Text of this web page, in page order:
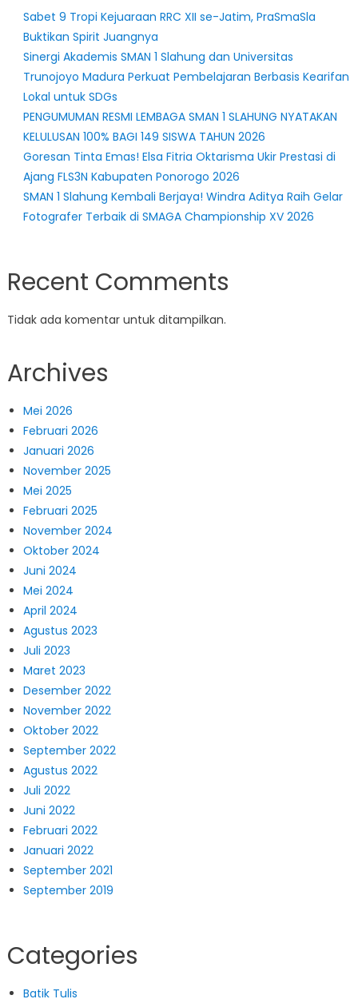
Sabet 9 Tropi Kejuaraan RRC XII se-Jatim, PraSmaSla
Buktikan Spirit Juangnya
Sinergi Akademis SMAN 1 Slahung dan Universitas
Trunojoyo Madura Perkuat Pembelajaran Berbasis Kearifan
Lokal untuk SDGs
PENGUMUMAN RESMI LEMBAGA SMAN 1 SLAHUNG NYATAKAN
KELULUSAN 100% BAGI 149 SISWA TAHUN 2026
Goresan Tinta Emas! Elsa Fitria Oktarisma Ukir Prestasi di
Ajang FLS3N Kabupaten Ponorogo 2026
SMAN 1 Slahung Kembali Berjaya! Windra Aditya Raih Gelar
Fotografer Terbaik di SMAGA Championship XV 2026
Recent Comments
Tidak ada komentar untuk ditampilkan.
Archives
Mei 2026
Februari 2026
Januari 2026
November 2025
Mei 2025
Februari 2025
November 2024
Oktober 2024
Juni 2024
Mei 2024
April 2024
Agustus 2023
Juli 2023
Maret 2023
Desember 2022
November 2022
Oktober 2022
September 2022
Agustus 2022
Juli 2022
Juni 2022
Februari 2022
Januari 2022
September 2021
September 2019
Categories
Batik Tulis